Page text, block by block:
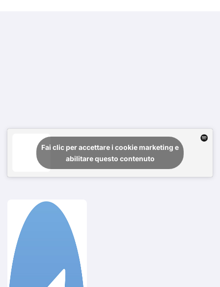
Fai clic per accettare i cookie marketing e
abilitare questo contenuto